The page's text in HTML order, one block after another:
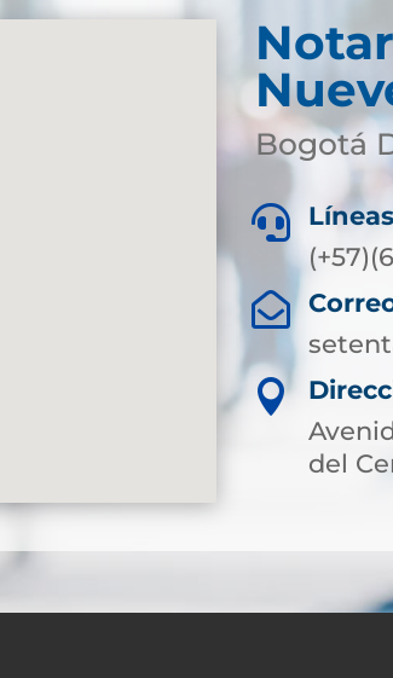
Bogotá



del